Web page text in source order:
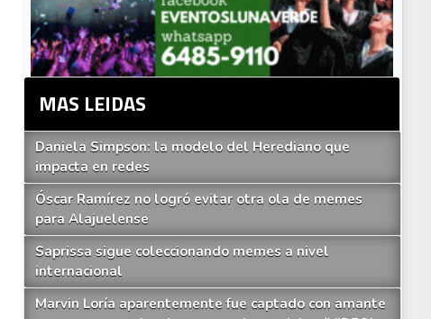
MAS LEIDAS
Daniela Simpson: la modelo del Herediano que
impacta en redes
Óscar Ramírez no logró evitar otra ola de memes
para Alajuelense
Saprissa sigue coleccionando memes a nivel
internacional
Marvin Loría aparentemente fue captado con amante